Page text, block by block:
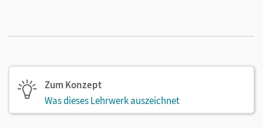
Zum Konzept
Was dieses Lehrwerk auszeichnet